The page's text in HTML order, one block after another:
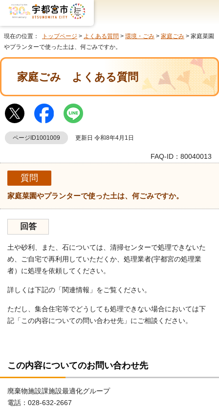
現在の位置： トップページ > よくある質問 > 環境・ごみ > 家庭ごみ > 家庭菜園
やプランターで使った土は、何ごみですか。
家庭ごみ よくある質問
ページID1001009 更新日 令和8年4月1日
FAQ-ID：80040013
質問
家庭菜園やプランターで使った土は、何ごみですか。
回答
土や砂利、また、石については、清掃センターで処理できないた
め、ご自宅で再利用していただくか、処理業者(宇都宮の処理業
者）に処理を依頼してください。
詳しくは下記の「関連情報」をご覧ください。
ただし、集合住宅等でどうしても処理できない場合においては下
記「この内容についての問い合わせ先」にご相談ください。
この内容についてのお問い合わせ先
廃棄物施設課施設最適化グループ
電話：028-632-2667